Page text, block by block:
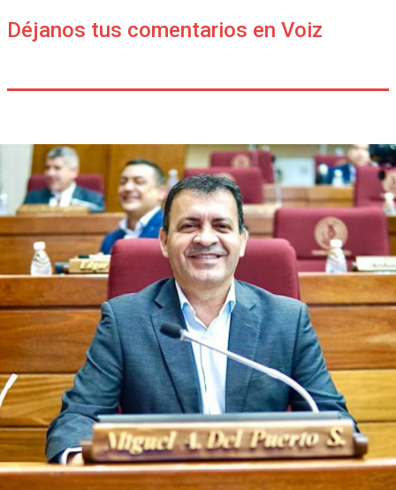
Déjanos tus comentarios en Voiz